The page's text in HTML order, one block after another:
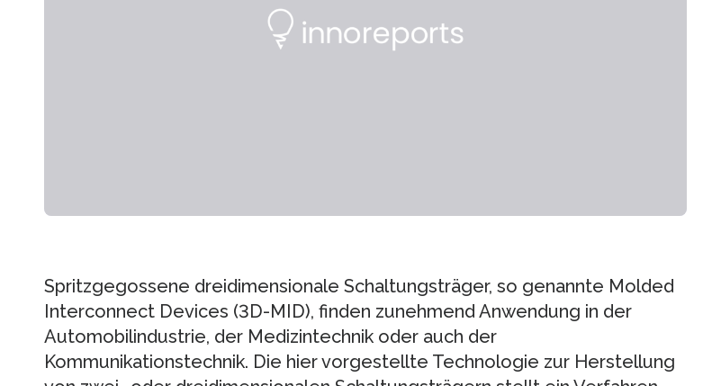
Spritzgegossene dreidimensionale Schaltungsträger, so genannte Molded
Interconnect Devices (3D-MID), finden zunehmend Anwendung in der
Automobilindustrie, der Medizintechnik oder auch der
Kommunikationstechnik. Die hier vorgestellte Technologie zur Herstellung